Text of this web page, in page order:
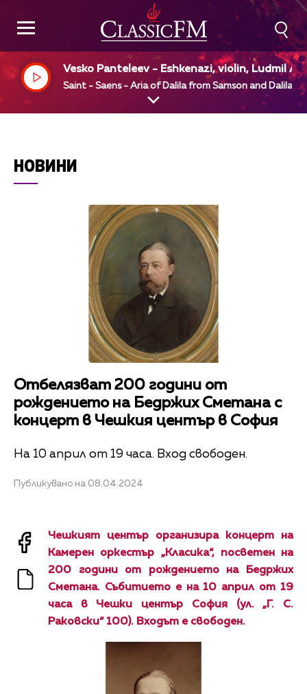
Vesko Panteleev - Eshkenazi, violin, Ludmil
elov, piano
Saint - Saens - Aria of Dalila from Samson and Dalila
НОВИНИ
Отбелязват 200 години от
рождението на Бедржих Сметана с
концерт в Чешкия център в София
На 10 април от 19 часа. Вход свободен.
Публикувано на 08.04.2024
Чешкият център организира концерт на
Камерен оркестър „Класика“, посветен на
200 години от рождението на Бедржих
Сметана. Събитието е на 10 април от 19
часа в Чешки център София (ул. „Г. С.
Раковски“ 100). Входът е свободен.